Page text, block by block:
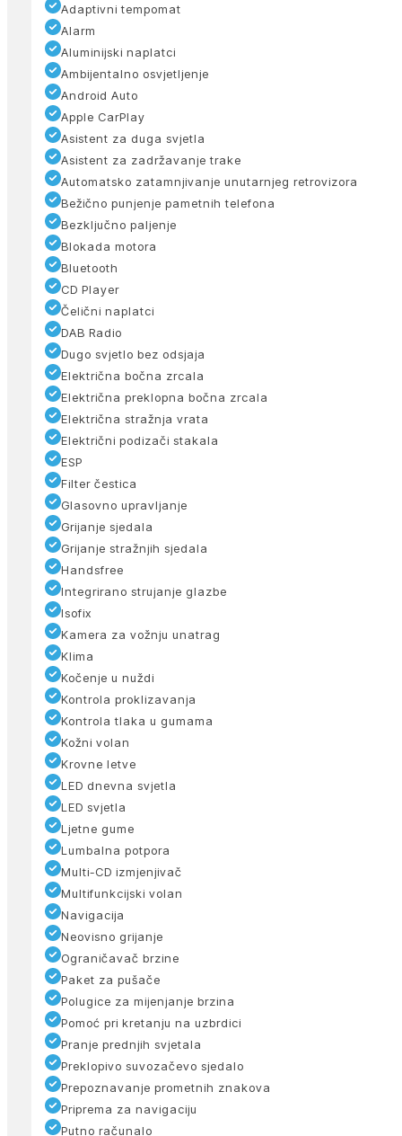
Adaptivni tempomat
Alarm
Aluminijski naplatci
Ambijentalno osvjetljenje
Android Auto
Apple CarPlay
Asistent za duga svjetla
Asistent za zadržavanje trake
Automatsko zatamnjivanje unutarnjeg retrovizora
Bežično punjenje pametnih telefona
Bezključno paljenje
Blokada motora
Bluetooth
CD Player
Čelični naplatci
DAB Radio
Dugo svjetlo bez odsjaja
Električna bočna zrcala
Električna preklopna bočna zrcala
Električna stražnja vrata
Električni podizači stakala
ESP
Filter čestica
Glasovno upravljanje
Grijanje sjedala
Grijanje stražnjih sjedala
Handsfree
Integrirano strujanje glazbe
Isofix
Kamera za vožnju unatrag
Klima
Kočenje u nuždi
Kontrola proklizavanja
Kontrola tlaka u gumama
Kožni volan
Krovne letve
LED dnevna svjetla
LED svjetla
Ljetne gume
Lumbalna potpora
Multi-CD izmjenjivač
Multifunkcijski volan
Navigacija
Neovisno grijanje
Ograničavač brzine
Paket za pušače
Polugice za mijenjanje brzina
Pomoć pri kretanju na uzbrdici
Pranje prednjih svjetala
Preklopivo suvozačevo sjedalo
Prepoznavanje prometnih znakova
Priprema za navigaciju
Putno računalo